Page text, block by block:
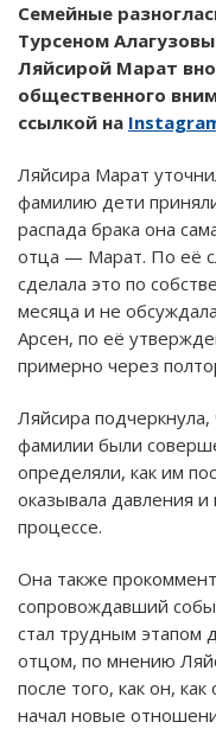
Семейные
Турсеном
Ляйсирой Марат
общественного
ссылкой на
Ляйсира Марат
фамилию дети
распада брака она
отца — Марат. По её
сделала это по
месяца и не
Арсен, по её
примерно через
Ляйсира
фамилии были
определяли, как им
оказывала давления
процессе.
Она также
сопровождавший
стал трудным этапом
отцом, по мнению
после того, как он,
начал новые